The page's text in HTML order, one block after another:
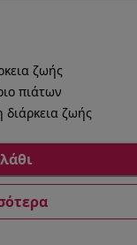
ζωής
πιάτων
διάρκεια ζωής